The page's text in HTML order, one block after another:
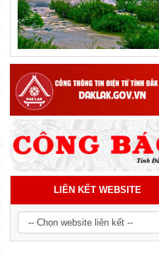
Tiểu phẩm audio spot Tiếng Ê đê -
TP21
LIÊN KẾT WEBSITE